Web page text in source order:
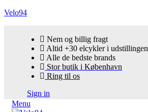
Velo94
Nem og billig fragt
Altid +30 elcykler i udstillingen
Alle de bedste brands
Stor butik i København
Ring til os
Sign in
Menu